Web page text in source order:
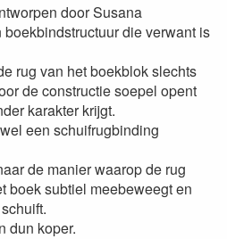
door Susana
die verwant is
rug van het boekblok slechts
de constructie soepel opent
karakter krijgt.
een schuifrugbinding
de manier waarop de rug
boek subtiel meebeweegt en
dun koper.